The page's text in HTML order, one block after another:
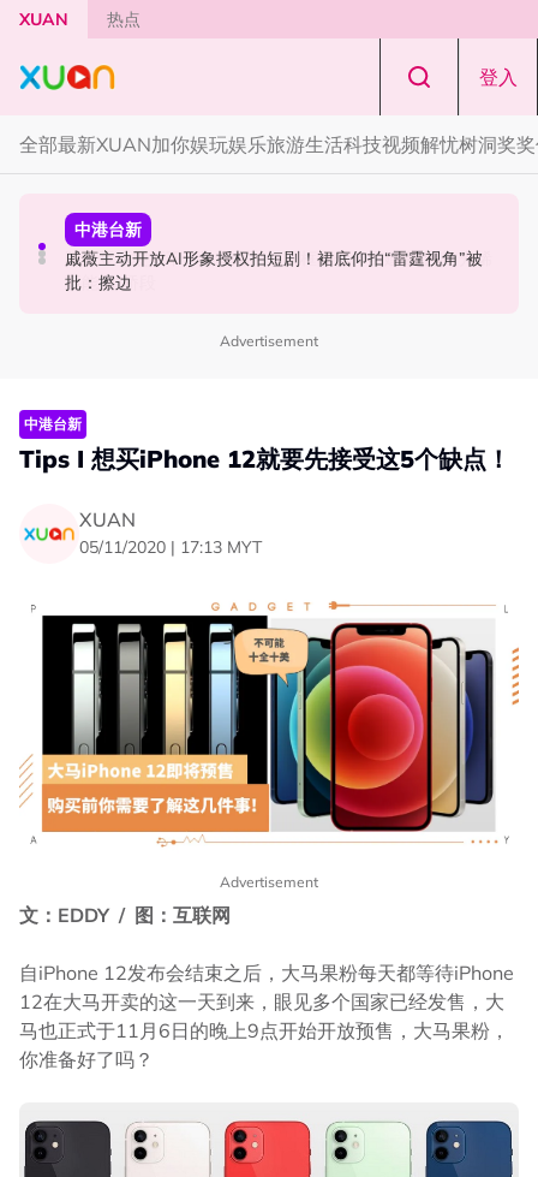
Skip to main content
XUAN 热点
登入
全部最新XUAN加你娱玩娱乐旅游生活科技视频解忧树洞奖
中港台新
《披荆斩棘2026》正式官宣全阵容！余文乐、刘畊宏、孙
楠都来了
中港台新
陈土豆玩梗《下一站幸福》！同框阿信、吴建豪上演“光晞
不能捐”桥段
中港台新
戚薇主动开放AI形象授权拍短剧！裙底仰拍“雷霆视角”被
批：擦边
Advertisement
中港台新
Tips I 想买iPhone 12就要先接受这5个缺点！
XUAN
05/11/2020 | 17:13 MYT
Advertisement
文：EDDY / 图：互联网
自iPhone 12发布会结束之后，大马果粉每天都等待iPhone
12在大马开卖的这一天到来，眼见多个国家已经发售，大
马也正式于11月6日的晚上9点开始开放预售，大马果粉，
你准备好了吗？